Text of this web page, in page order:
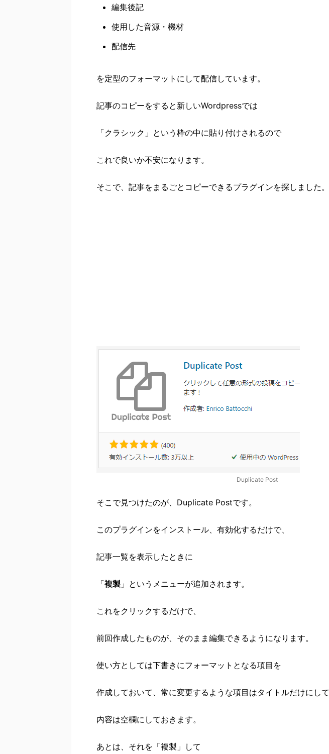
編集後記
使用した音源・機材
配信先
を定型のフォーマットにして配信しています。
記事のコピーをすると新しいWordpressでは
「クラシック」という枠の中に貼り付けされるので
これで良いか不安になります。
そこで、記事をまるごとコピーできるプラグインを探しました。
Duplicate Post
そこで見つけたのが、Duplicate Postです。
このプラグインをインストール、有効化するだけで、
記事一覧を表示したときに
「複製 」というメニューが追加されます。
これをクリックするだけで、
前回作成したものが、そのまま編集できるようになります。
使い方としては下書きにフォーマットとなる項目を
作成しておいて、常に変更するような項目はタイトルだけにして
内容は空欄にしておきます。
あとは、それを「複製」して